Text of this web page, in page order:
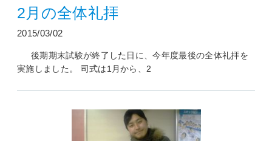
2月の全体礼拝
2015/03/02
後期期末試験が終了した日に、今年度最後の全体礼拝を
実施しました。 司式は1月から、2